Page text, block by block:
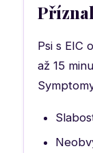
Psi s EIC
až 15